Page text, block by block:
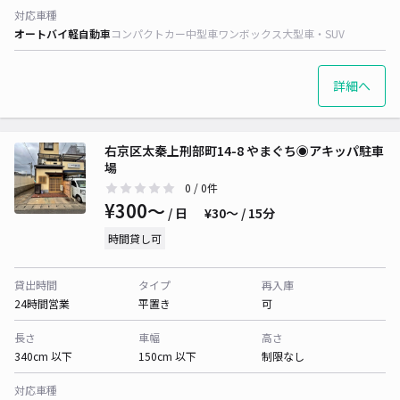
対応車種
オートバイ軽自動車コンパクトカー中型車ワンボックス大型車・SUV
詳細へ
右京区太秦上刑部町14-8 やまぐち◉アキッパ駐車
場
0 / 0件
¥300〜 / 日 ¥30〜 / 15分
時間貸し可
貸出時間
24時間営業
タイプ
平置き
再入庫
可
長さ
340cm 以下
車幅
150cm 以下
高さ
制限なし
対応車種